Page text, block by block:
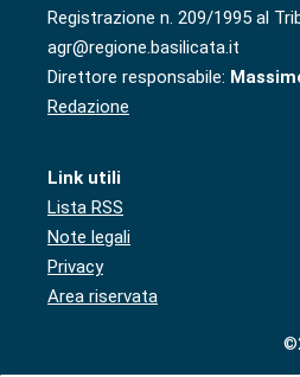
Registrazione n. 209/1995 al
agr@regione.basilicata.it
Direttore responsabile:
Redazione
Link utili
Lista RSS
Note legali
Privacy
Area riservata